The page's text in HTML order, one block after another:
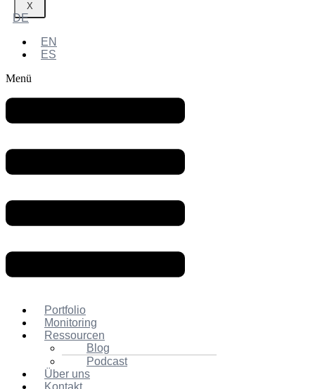
X
DE
EN
ES
Menü
Portfolio
Monitoring
Ressourcen
Blog
Podcast
Über uns
Kontakt